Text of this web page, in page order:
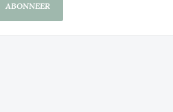
ABONNEER